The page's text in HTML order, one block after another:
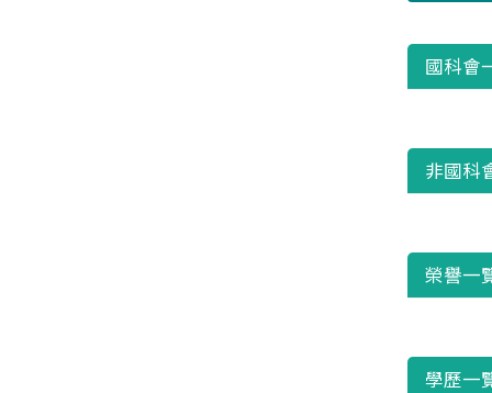
國科會
非國科
榮譽一
學歷一